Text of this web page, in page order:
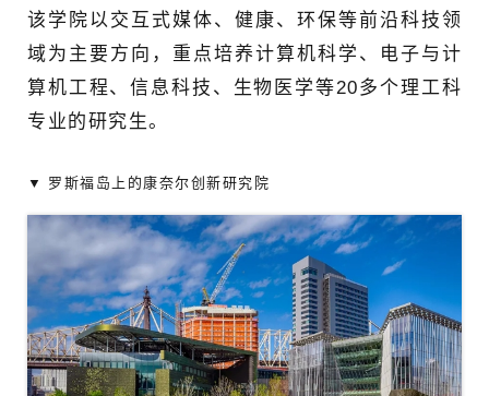
该学院以交互式媒体、健康、环保等前沿科技领
域为主要方向，重点培养计算机科学、电子与计
算机工程、信息科技、生物医学等20多个理工科
专业的研究生。
▼ 罗斯福岛上的康奈尔创新研究院